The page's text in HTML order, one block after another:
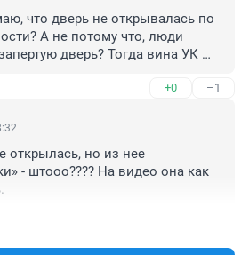
что дверь не открывалась по
А не потому что, люди
дверь? Тогда вина УК
+0 –1
открылась, но из нее
- штооо???? На видео она как